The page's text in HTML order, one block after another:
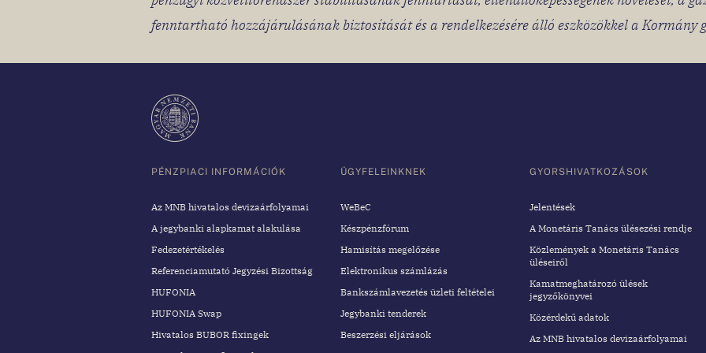
fenntartható hozzájárulásának biztosítását és a rendelkezésére álló eszközökkel a Kormány
PÉNZPIACI INFORMÁCIÓK
Az MNB hivatalos devizaárfolyamai
A jegybanki alapkamat alakulása
Fedezetértékelés
Referenciamutató Jegyzési Bizottság
HUFONIA
HUFONIA Swap
Hivatalos BUBOR fixingek
ÜGYFELEINKNEK
WeBeC
Készpénzfórum
Hamisítás megelőzése
Elektronikus számlázás
Bankszámlavezetés üzleti feltételei
Jegybanki tenderek
Beszerzési eljárások
GYORSHIVATKOZÁSOK
Jelentések
A Monetáris Tanács ülésezési rendje
Közlemények a Monetáris Tanács
üléseiről
Kamatmeghatározó ülések
jegyzőkönyvei
Közérdekű adatok
Az MNB hivatalos devizaárfolyamai